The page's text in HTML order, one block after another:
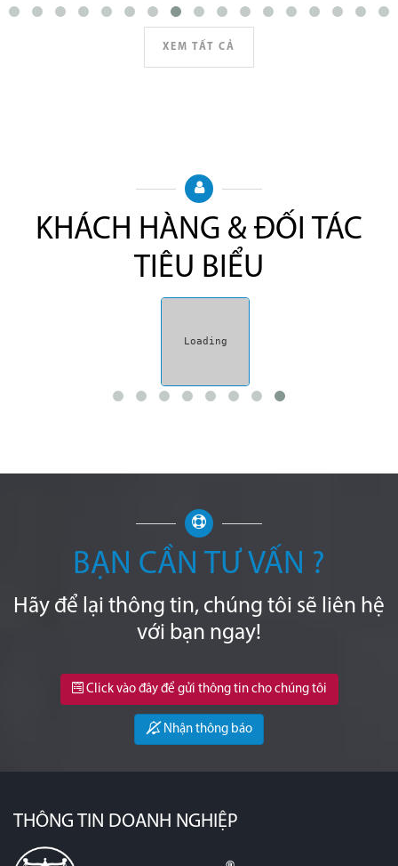
XEM TẤT CẢ
KHÁCH HÀNG & ĐỐI TÁC
TIÊU BIỂU
BẠN CẦN TƯ VẤN ?
Hãy để lại thông tin, chúng tôi sẽ liên hệ
với bạn ngay!
Click vào đây để gửi thông tin cho chúng tôi
Nhận thông báo
THÔNG TIN DOANH NGHIỆP